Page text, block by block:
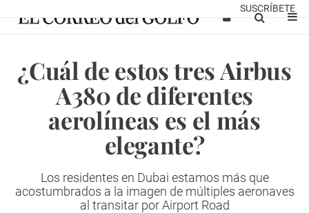
SUSCRÍBETE
¿Cuál de estos tres Airbus
A380 de diferentes
aerolíneas es el más
elegante?
Los residentes en Dubai estamos más que
acostumbrados a la imagen de múltiples aeronaves
al transitar por Airport Road